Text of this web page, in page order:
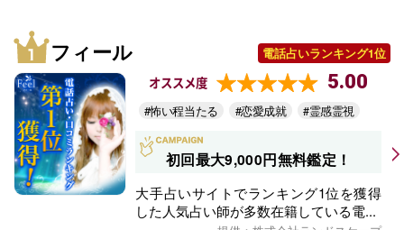
フィール 電話占いランキング1位
オススメ度 5.00
#怖い程当たる #恋愛成就 #霊感霊視
初回最大9,000円無料鑑定！
大手占いサイトでランキング1位を獲得
した人気占い師が多数在籍している電...